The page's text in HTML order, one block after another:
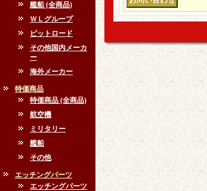
艦船 (全商品)
ＷＬグループ
ピットロード
その他国内メーカ
ー
海外メーカー
特価商品
特価商品 (全商品)
航空機
ミリタリー
艦船
その他
エッチングパーツ
エッチングパーツ